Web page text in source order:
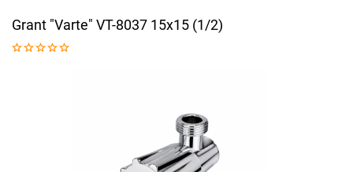
Grant "Varte" VT-8037 15x15 (1/2)